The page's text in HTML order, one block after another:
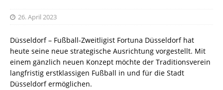
26. April 2023
Düsseldorf – Fußball-Zweitligist Fortuna Düsseldorf hat
heute seine neue strategische Ausrichtung vorgestellt. Mit
einem gänzlich neuen Konzept möchte der Traditionsverein
langfristig erstklassigen Fußball in und für die Stadt
Düsseldorf ermöglichen.